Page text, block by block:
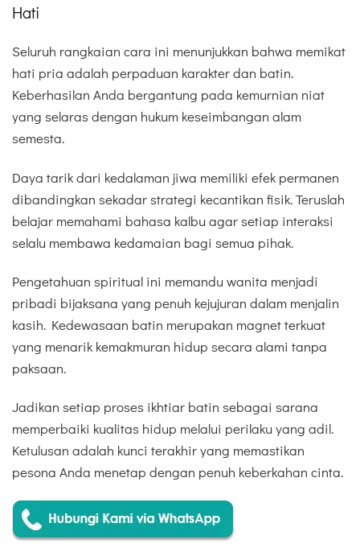
Hati
Seluruh rangkaian cara ini menunjukkan bahwa memikat
hati pria adalah perpaduan karakter dan batin.
Keberhasilan Anda bergantung pada kemurnian niat
yang selaras dengan hukum keseimbangan alam
semesta.
Daya tarik dari kedalaman jiwa memiliki efek permanen
dibandingkan sekadar strategi kecantikan fisik. Teruslah
belajar memahami bahasa kalbu agar setiap interaksi
selalu membawa kedamaian bagi semua pihak.
Pengetahuan spiritual ini memandu wanita menjadi
pribadi bijaksana yang penuh kejujuran dalam menjalin
kasih. Kedewasaan batin merupakan magnet terkuat
yang menarik kemakmuran hidup secara alami tanpa
paksaan.
Jadikan setiap proses ikhtiar batin sebagai sarana
memperbaiki kualitas hidup melalui perilaku yang adil.
Ketulusan adalah kunci terakhir yang memastikan
pesona Anda menetap dengan penuh keberkahan cinta.